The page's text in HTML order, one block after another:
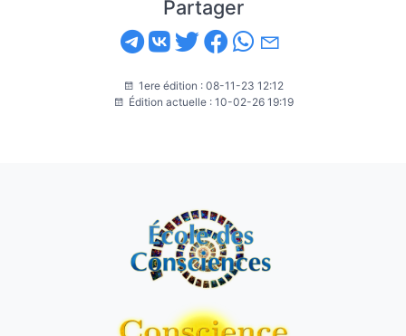
Partager
1ere édition : 08-11-23 12:12
Édition actuelle : 10-02-26 19:19